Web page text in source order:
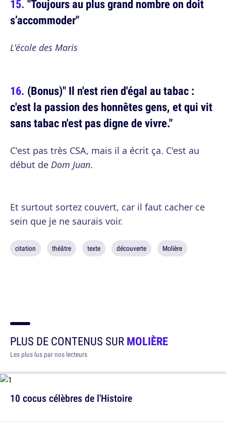
"Toujours au plus grand nombre on doit
s’accommoder"
L'école des Maris
(Bonus)" Il n'est rien d'égal au tabac :
c'est la passion des honnêtes gens, et qui vit
sans tabac n'est pas digne de vivre."
C'est pas très CSA, mais il a écrit ça. C'est au
début de Dom Juan.
Et surtout sortez couvert, car il faut cacher ce
sein que je ne saurais voir.
citation théâtre texte découverte Molière
PLUS DE CONTENUS SURMOLIÈRE
Les plus lus par nos lecteurs
10 cocus célèbres de l'Histoire